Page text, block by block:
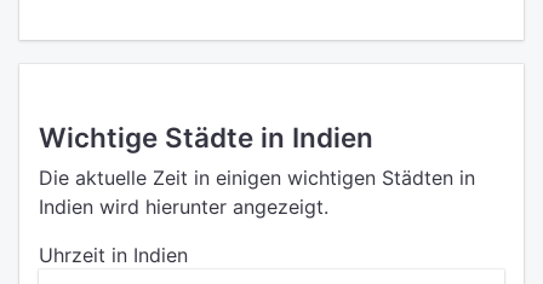
Wichtige Städte in Indien
Die aktuelle Zeit in einigen wichtigen Städten in
Indien wird hierunter angezeigt.
Uhrzeit in Indien